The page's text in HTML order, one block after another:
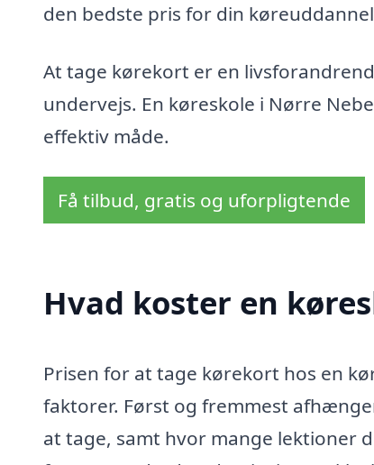
den bedste pris for din
At tage kørekort er en
undervejs. En køreskole i Nørre
effektiv måde.
Få tilbud, gratis og uforpligtende
Hvad koster en
Prisen for at tage kørekort hos en
faktorer. Først og fremmest
at tage, samt hvor mange lektioner